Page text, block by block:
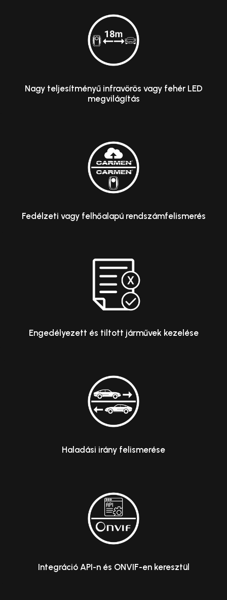
Nagy teljesítményű infravörös vagy fehér LED
megvilágítás
Fedélzeti vagy felhőalapú rendszámfelismerés
Engedélyezett és tiltott járművek kezelése
Haladási irány felismerése
Integráció API-n és ONVIF-en keresztül